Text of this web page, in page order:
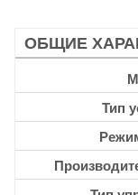
ОБЩИЕ
Тип